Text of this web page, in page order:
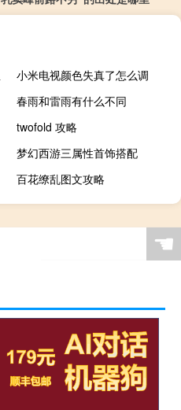
小米电视颜色失真了怎么调
春雨和雷雨有什么不同
twofold 攻略
梦幻西游三属性首饰搭配
百花缭乱图文攻略
☚